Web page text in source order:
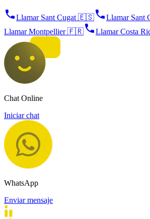
Llamar Sant Cugat 🇪🇸
Llamar
Llamar Montpellier 🇫🇷
Llamar Costa
Chat Online
Iniciar chat
WhatsApp
Enviar mensaje